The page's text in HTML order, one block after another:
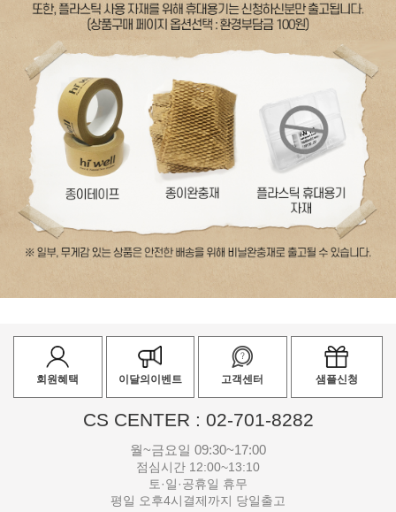
회원혜택 이달의이벤트 고객센터 샘플신청
CS CENTER : 02-701-8282
월~금요일 09:30~17:00
점심시간 12:00~13:10
토·일·공휴일 휴무
평일 오후4시결제까지 당일출고